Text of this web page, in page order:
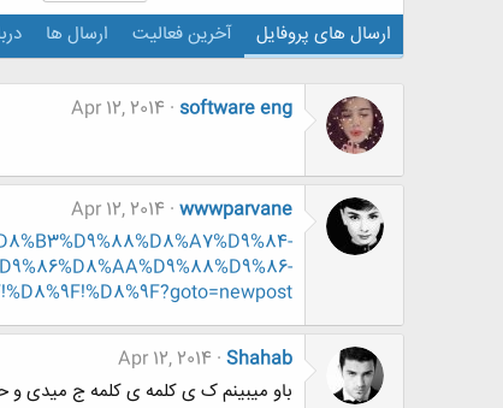
ارسال های پروفایل آخرین فعالیت ارسال ها
software eng
Apr 12, 2014
wwwparvane
Apr 12, 2014
Shahab
Apr 12, 2014
باو میبینم ک ی کلمه ی کلمه ج میدی و